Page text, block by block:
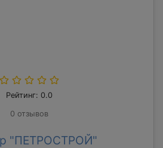
Рейтинг: 0.0
0 отзывов
"ПЕТРОСТРОЙ"